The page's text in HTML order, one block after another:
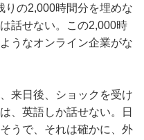
りの2,000時間分を埋めな
話せない。この2,000時
うなオンライン企業がな
来日後、ショックを受け
、英語しか話せない。日
うで、それは確かに、外